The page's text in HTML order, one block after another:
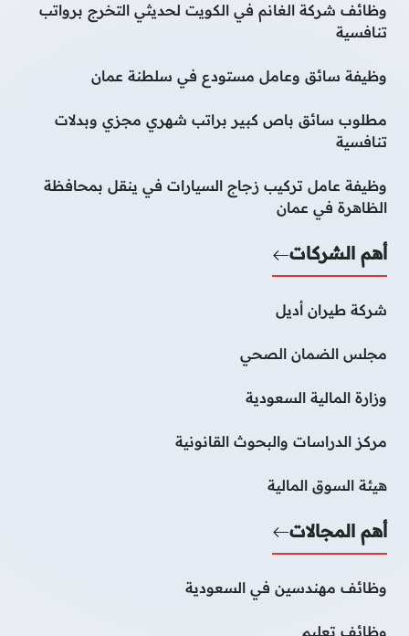
وظائف شركة الغانم في الكويت لحديثي التخرج برواتب
تنافسية
وظيفة سائق وعامل مستودع في سلطنة عمان
مطلوب سائق باص كبير براتب شهري مجزي وبدلات
تنافسية
وظيفة عامل تركيب زجاج السيارات في ينقل بمحافظة
الظاهرة في عمان
أهم الشركات
شركة طيران أديل
مجلس الضمان الصحي
وزارة المالية السعودية
مركز الدراسات والبحوث القانونية
هيئة السوق المالية
أهم المجالات
وظائف مهندسين في السعودية
وظائف تعليم